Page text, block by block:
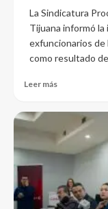
La Sindicatura
Tijuana informó
exfuncionarios de
como resultado
Leer más